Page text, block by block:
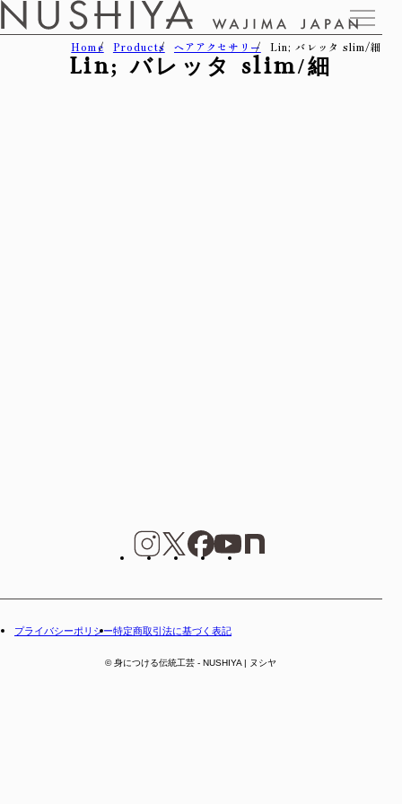
Home Products ヘアアクセサリー Lin; バレッタ slim/細
Lin; バレッタ slim/細
プライバシーポリシー特定商取引法に基づく表記
© 身につける伝統工芸 - NUSHIYA | ヌシヤ